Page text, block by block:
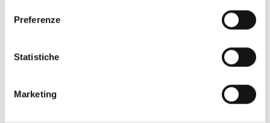
Preferenze
Statistiche
Marketing
Errore MVC - Undefined index: "image-low-url" on file
"bow/900/blocks/post-item/template.htm" line 22